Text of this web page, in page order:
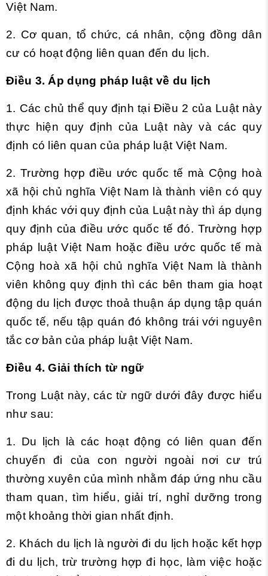
Việt Nam.
2. Cơ quan, tổ chức, cá nhân, cộng đồng dân
cư có hoạt động liên quan đến du lịch.
Điều 3. Áp dụng pháp luật về du lịch
1. Các chủ thể quy định tại Điều 2 của Luật này
thực hiện quy định của Luật này và các quy
định có liên quan của pháp luật Việt Nam.
2. Trường hợp điều ước quốc tế mà Cộng hoà
xã hội chủ nghĩa Việt Nam là thành viên có quy
định khác với quy định của Luật này thì áp dụng
quy định của điều ước quốc tế đó. Trường hợp
pháp luật Việt Nam hoặc điều ước quốc tế mà
Cộng hoà xã hội chủ nghĩa Việt Nam là thành
viên không quy định thì các bên tham gia hoạt
động du lịch được thoả thuận áp dụng tập quán
quốc tế, nếu tập quán đó không trái với nguyên
tắc cơ bản của pháp luật Việt Nam.
Điều 4. Giải thích từ ngữ
Trong Luật này, các từ ngữ dưới đây được hiểu
như sau:
1. Du lịch là các hoạt động có liên quan đến
chuyến đi của con người ngoài nơi cư trú
thường xuyên của mình nhằm đáp ứng nhu cầu
tham quan, tìm hiểu, giải trí, nghỉ dưỡng trong
một khoảng thời gian nhất định.
2. Khách du lịch là người đi du lịch hoặc kết hợp
đi du lịch, trừ trường hợp đi học, làm việc hoặc